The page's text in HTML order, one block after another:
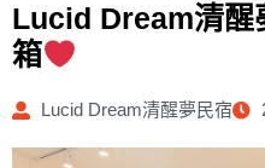
Lucid Dream清醒
箱
Lucid Dream清醒夢民宿